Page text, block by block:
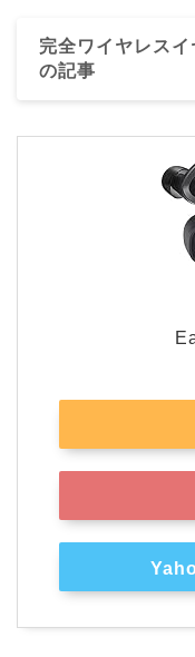
完全ワイヤレス
の記事